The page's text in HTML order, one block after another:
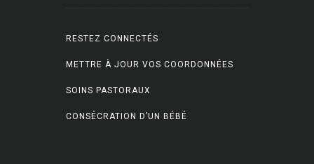
RESTEZ CONNECTÉS
METTRE À JOUR VOS COORDONNÉES
SOINS PASTORAUX
CONSÉCRATION D’UN BÉBÉ